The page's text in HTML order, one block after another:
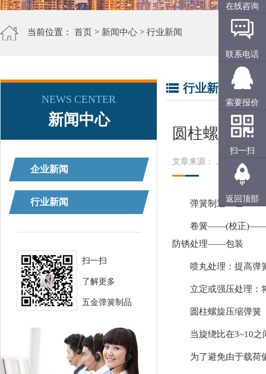
当前位置： 首页 > 新闻中心 > 行业新闻
NEWS CENTER
新闻中心
企业新闻
行业新闻
扫一扫
了解更多
五金弹簧制品
行业新闻
圆柱螺旋弹
文章来源： 上精工
弹簧制造工艺
卷簧——(校正)——
防锈处理——包装
喷丸处理：提高弹
立定或强压处理：
圆柱螺旋压缩弹簧
当旋绕比在3~10
为了避免由于载荷
在线咨询
联系电话
索要报价
扫一扫
返回顶部